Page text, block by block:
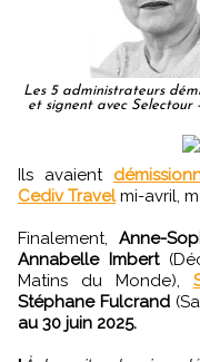
Les 5 administrateurs
et signent avec Selectour
Ils avaient
Cediv Travelmi-avril,
Finalement, Anne-
Annabelle Imbert
Matins du Monde),
Stéphane Fulcrand
au 30 juin 2025.